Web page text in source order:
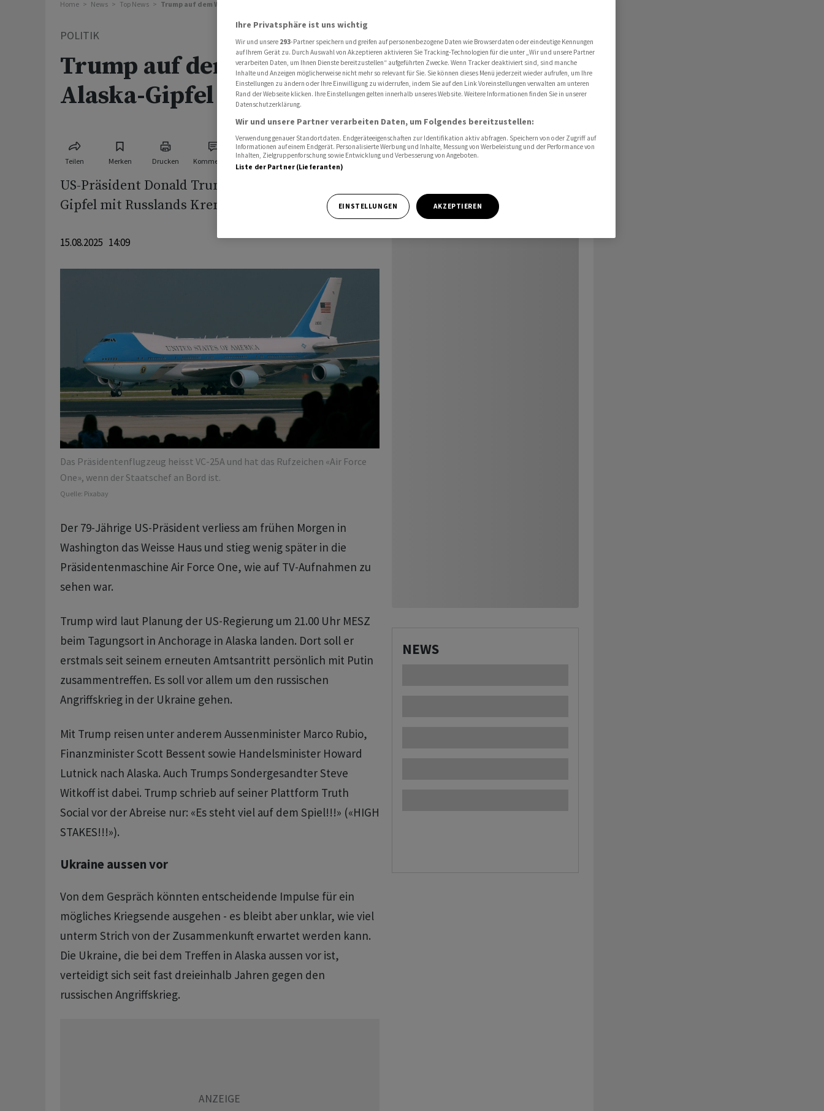
Home News Top News Trump auf dem Weg zu Alaska-Gipfel mit Putin
POLITIK
Trump auf dem Weg zu
Alaska-Gipfel mit Putin
Teilen Merken Drucken Kommentare
US-Präsident Donald Trump ist auf dem Weg zum
Gipfel mit Russlands Kremlchef Wladimir Putin.
15.08.2025 14:09
Das Präsidentenflugzeug heisst VC-25A und hat das Rufzeichen «Air Force
One», wenn der Staatschef an Bord ist.
Quelle: Pixabay
Der 79-Jährige US-Präsident verliess am frühen Morgen in
Washington das Weisse Haus und stieg wenig später in die
Präsidentenmaschine Air Force One, wie auf TV-Aufnahmen zu
sehen war.
Trump wird laut Planung der US-Regierung um 21.00 Uhr MESZ
beim Tagungsort in Anchorage in Alaska landen. Dort soll er
erstmals seit seinem erneuten Amtsantritt persönlich mit Putin
zusammentreffen. Es soll vor allem um den russischen
Angriffskrieg in der Ukraine gehen.
Mit Trump reisen unter anderem Aussenminister Marco Rubio,
Finanzminister Scott Bessent sowie Handelsminister Howard
Lutnick nach Alaska. Auch Trumps Sondergesandter Steve
Witkoff ist dabei. Trump schrieb auf seiner Plattform Truth
Social vor der Abreise nur: «Es steht viel auf dem Spiel!!!» («HIGH
STAKES!!!»).
Ukraine aussen vor
Von dem Gespräch könnten entscheidende Impulse für ein
mögliches Kriegsende ausgehen - es bleibt aber unklar, wie viel
unterm Strich von der Zusammenkunft erwartet werden kann.
Die Ukraine, die bei dem Treffen in Alaska aussen vor ist,
verteidigt sich seit fast dreieinhalb Jahren gegen den
russischen Angriffskrieg.
NEWS
Ihre Privatsphäre ist uns wichtig
Wir und unsere 293-Partner speichern und greifen auf personenbezogene Daten wie Browserdaten oder eindeutige Kennungen
auf Ihrem Gerät zu. Durch Auswahl von Akzeptieren aktivieren Sie Tracking-Technologien für die unter „Wir und unsere Partner
verarbeiten Daten, um Ihnen Dienste bereitzustellen“ aufgeführten Zwecke. Wenn Tracker deaktiviert sind, sind manche
Inhalte und Anzeigen möglicherweise nicht mehr so relevant für Sie. Sie können dieses Menü jederzeit wieder aufrufen, um Ihre
Einstellungen zu ändern oder Ihre Einwilligung zu widerrufen, indem Sie auf den Link Voreinstellungen verwalten am unteren
Rand der Webseite klicken. Ihre Einstellungen gelten innerhalb unseres Website. Weitere Informationen finden Sie in unserer
Datenschutzerklärung.
Wir und unsere Partner verarbeiten Daten, um Folgendes bereitzustellen:
Verwendung genauer Standortdaten. Endgeräteeigenschaften zur Identifikation aktiv abfragen. Speichern von oder Zugriff auf
Informationen auf einem Endgerät. Personalisierte Werbung und Inhalte, Messung von Werbeleistung und der Performance von
Inhalten, Zielgruppenforschung sowie Entwicklung und Verbesserung von Angeboten.
Liste der Partner (Lieferanten)
EINSTELLUNGEN AKZEPTIEREN